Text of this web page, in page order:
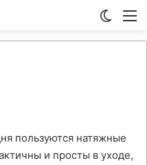
пользуются натяжные
и просты в уходе,